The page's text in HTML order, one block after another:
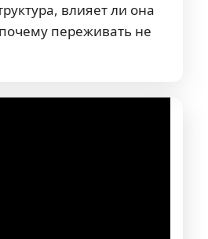
влияет ли она
переживать не